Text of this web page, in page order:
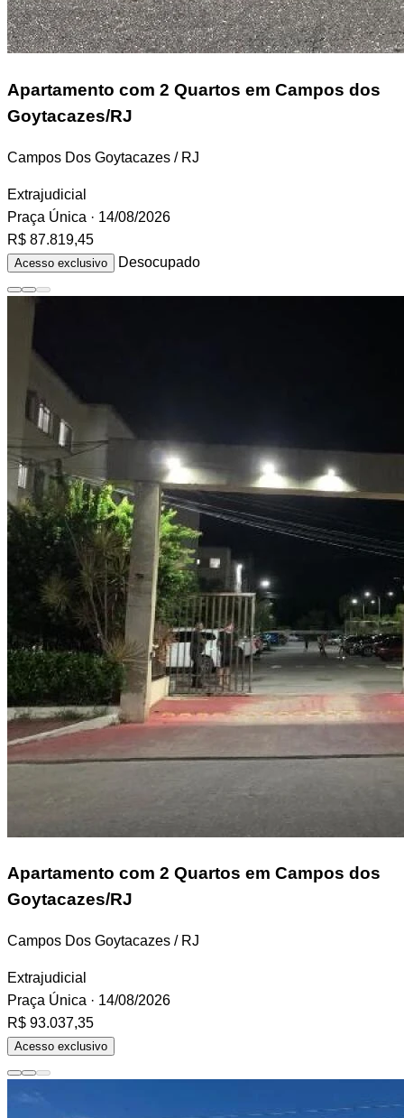
Apartamento com 2 Quartos em Campos dos
Goytacazes/RJ
Campos Dos Goytacazes / RJ
Extrajudicial
Praça Única · 14/08/2026
R$ 87.819,45
Acesso exclusivo Desocupado
Apartamento com 2 Quartos em Campos dos
Goytacazes/RJ
Campos Dos Goytacazes / RJ
Extrajudicial
Praça Única · 14/08/2026
R$ 93.037,35
Acesso exclusivo